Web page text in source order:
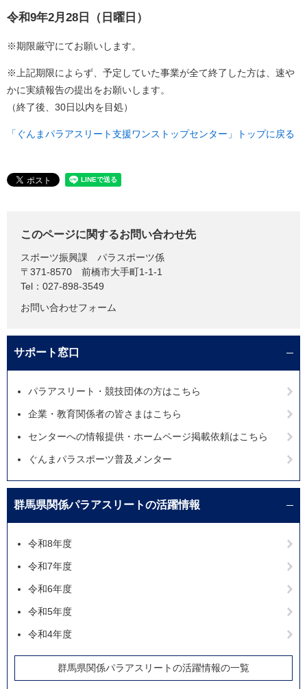
令和9年2月28日（日曜日）
※期限厳守にてお願いします。
※上記期限によらず、予定していた事業が全て終了した方は、速や
かに実績報告の提出をお願いします。
（終了後、30日以内を目処）
「ぐんまパラアスリート支援ワンストップセンター」トップに戻る
このページに関するお問い合わせ先
スポーツ振興課
パラスポーツ係
〒371-8570
前橋市大手町1-1-1
Tel：027-898-3549
お問い合わせフォーム
サポート窓口
パラアスリート・競技団体の方はこちら
企業・教育関係者の皆さまはこちら
センターへの情報提供・ホームページ掲載依頼はこちら
ぐんまパラスポーツ普及メンター
群馬県関係パラアスリートの活躍情報
令和8年度
令和7年度
令和6年度
令和5年度
令和4年度
群馬県関係パラアスリートの活躍情報の一覧